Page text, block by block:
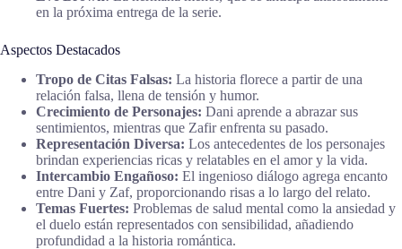
en la próxima entrega de la serie.
Aspectos Destacados
Tropo de Citas Falsas: La historia florece a partir de una
relación falsa, llena de tensión y humor.
Crecimiento de Personajes: Dani aprende a abrazar sus
sentimientos, mientras que Zafir enfrenta su pasado.
Representación Diversa: Los antecedentes de los personajes
brindan experiencias ricas y relatables en el amor y la vida.
Intercambio Engañoso: El ingenioso diálogo agrega encanto
entre Dani y Zaf, proporcionando risas a lo largo del relato.
Temas Fuertes: Problemas de salud mental como la ansiedad y
el duelo están representados con sensibilidad, añadiendo
profundidad a la historia romántica.